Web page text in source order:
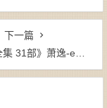
下一篇
31部》萧逸-epub+txt